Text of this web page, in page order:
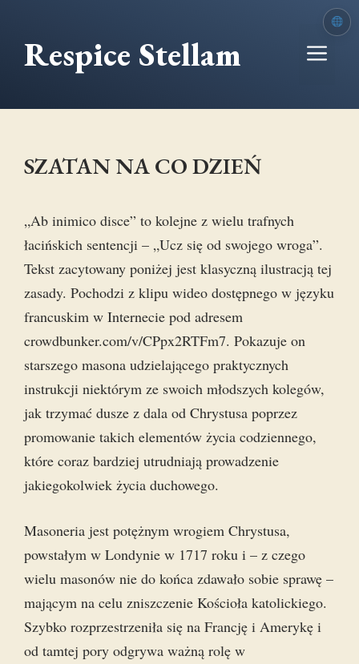
treściRespice Stellam
SZATAN NA CO DZIEŃ
„Ab inimico disce” to kolejne z wielu trafnych
łacińskich sentencji – „Ucz się od swojego wroga”.
Tekst zacytowany poniżej jest klasyczną ilustracją tej
zasady. Pochodzi z klipu wideo dostępnego w języku
francuskim w Internecie pod adresem
crowdbunker.com/v/CPpx2RTFm7. Pokazuje on
starszego masona udzielającego praktycznych
instrukcji niektórym ze swoich młodszych kolegów,
jak trzymać dusze z dala od Chrystusa poprzez
promowanie takich elementów życia codziennego,
które coraz bardziej utrudniają prowadzenie
jakiegokolwiek życia duchowego.
Masoneria jest potężnym wrogiem Chrystusa,
powstałym w Londynie w 1717 roku i – z czego
wielu masonów nie do końca zdawało sobie sprawę –
mającym na celu zniszczenie Kościoła katolickiego.
Szybko rozprzestrzeniła się na Francję i Amerykę i
od tamtej pory odgrywa ważną rolę w